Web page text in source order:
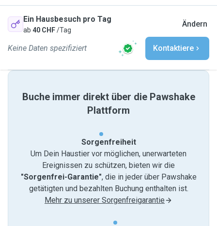
Ein Hausbesuch pro Tag
ab 40 CHF/Tag
Ändern
Keine Daten spezifiziert Kontaktiere
Buche immer direkt über die Pawshake
Plattform
Sorgenfreiheit
Um Dein Haustier vor möglichen, unerwarteten
Ereignissen zu schützen, bieten wir die
"Sorgenfrei-Garantie", die in jeder über Pawshake
getätigten und bezahlten Buchung enthalten ist.
Mehr zu unserer Sorgenfreigarantie